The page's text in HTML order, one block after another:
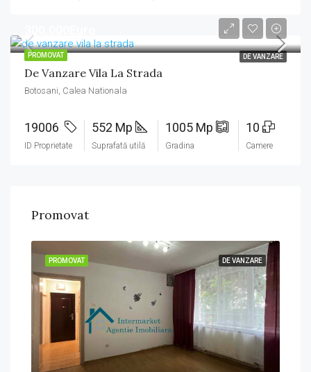
PROMOVAT DE VANZARE
De Vanzare Vila La Strada
Botosani, Calea Nationala
19006
ID Proprietate
552 Mp
Suprafată utilă
1005 Mp
Gradina
10
Camere
Promovat
DE VANZARE
PROMOVAT